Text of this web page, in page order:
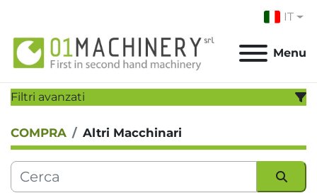
IT
Menu
Filtri avanzati
CATEGORIA:
PRODUTTORE:
COMPRA Altri Macchinari